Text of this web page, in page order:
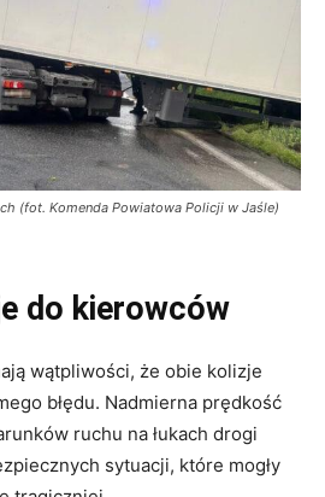
(fot. Komenda Powiatowa Policji w Jaśle)
do kierowców
wątpliwości, że obie kolizje
błędu. Nadmierna prędkość
ruchu na łukach drogi
sytuacji, które mogły